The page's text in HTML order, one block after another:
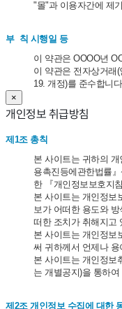
"몰"과 이용자간에 제
부 칙 시행일 등
이 약관은 OOOO년
이 약관은 전자상거래
19. 개정)를 준수합니
×
개인정보 취급방침
제1조 총칙
본 사이트는 귀하의
용촉진등에관한법률
한 『개인정보보호지
본 사이트는 개인정보
보가 어떠한 용도와
떠한 조치가 취해지고
본 사이트는 개인정보
써 귀하께서 언제나
본 사이트는 개인정보
는 개별공지)을 통하
제2조 개인정보 수집에 대한